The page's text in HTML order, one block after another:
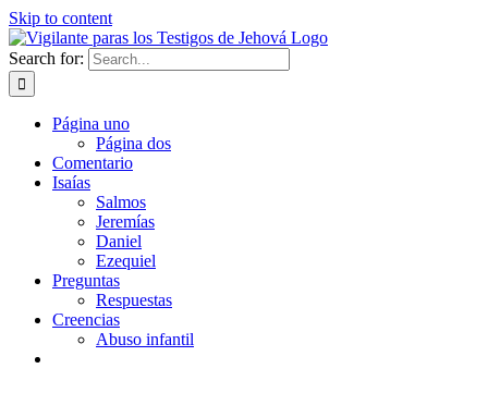
Skip to content
Search for:
Página uno
Página dos
Comentario
Isaías
Salmos
Jeremías
Daniel
Ezequiel
Preguntas
Respuestas
Creencias
Abuso infantil